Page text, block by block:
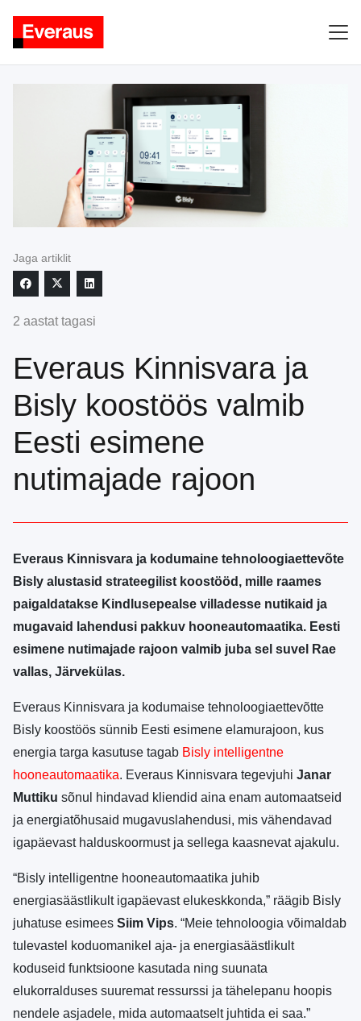
Jaga artiklit
2 aastat tagasi
Everaus Kinnisvara ja
Bisly koostöös valmib
Eesti esimene
nutimajade rajoon
Everaus Kinnisvara ja kodumaine tehnoloogiaettevõte
Bisly alustasid strateegilist koostööd, mille raames
paigaldatakse Kindlusepealse villadesse nutikaid ja
mugavaid lahendusi pakkuv hooneautomaatika. Eesti
esimene nutimajade rajoon valmib juba sel suvel Rae
vallas, Järvekülas.
Everaus Kinnisvara ja kodumaise tehnoloogiaettevõtte
Bisly koostöös sünnib Eesti esimene elamurajoon, kus
energia targa kasutuse tagab Bisly intelligentne
hooneautomaatika. Everaus Kinnisvara tegevjuhi Janar
Muttiku sõnul hindavad kliendid aina enam automaatseid
ja energiatõhusaid mugavuslahendusi, mis vähendavad
igapäevast halduskoormust ja sellega kaasnevat ajakulu.
“Bisly intelligentne hooneautomaatika juhib
energiasäästlikult igapäevast elukeskkonda,” räägib Bisly
juhatuse esimees Siim Vips. “Meie tehnoloogia võimaldab
tulevastel koduomanikel aja- ja energiasäästlikult
koduseid funktsioone kasutada ning suunata
elukorralduses suuremat ressurssi ja tähelepanu hoopis
nendele asjadele, mida automaatselt juhtida ei saa.”